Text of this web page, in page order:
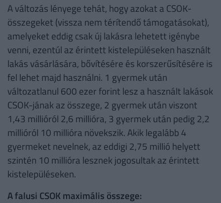
A változás lényege tehát, hogy azokat a CSOK-
összegeket (vissza nem térítendő támogatásokat),
amelyeket eddig csak új lakásra lehetett igénybe
venni, ezentúl az érintett kistelepüléseken használt
lakás vásárlására, bővítésére és korszerűsítésére is
fel lehet majd használni. 1 gyermek után
változatlanul 600 ezer forint lesz a használt lakások
CSOK-jának az összege, 2 gyermek után viszont
1,43 millióról 2,6 millióra, 3 gyermek után pedig 2,2
millióról 10 millióra növekszik. Akik legalább 4
gyermeket nevelnek, az eddigi 2,75 millió helyett
szintén 10 millióra lesznek jogosultak az érintett
kistelepüléseken.
A falusi CSOK maximális összege: